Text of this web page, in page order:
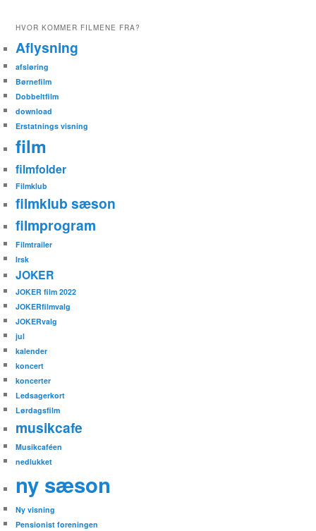
HVOR KOMMER FILMENE FRA?
Aflysning
afsløring
Børnefilm
Dobbeltfilm
download
Erstatnings visning
film
filmfolder
Filmklub
filmklub sæson
filmprogram
Filmtrailer
Irsk
JOKER
JOKER film 2022
JOKERfilmvalg
JOKERvalg
jul
kalender
koncert
koncerter
Ledsagerkort
Lørdagsfilm
musikcafe
Musikcaféen
nedlukket
ny sæson
Ny visning
Pensionist foreningen